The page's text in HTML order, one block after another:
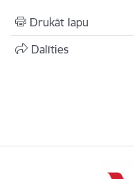
Drukāt lapu
Dalīties